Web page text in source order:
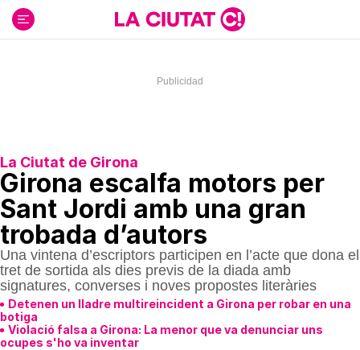
contenido
La Ciutat de Girona
Girona escalfa motors per
Sant Jordi amb una gran
trobada d’autors
Una vintena d’escriptors participen en l’acte que dona el
tret de sortida als dies previs de la diada amb
signatures, converses i noves propostes literàries
Detenen un lladre multireincident a Girona per robar en una
botiga
Violació falsa a Girona: La menor que va denunciar uns
ocupes s'ho va inventar